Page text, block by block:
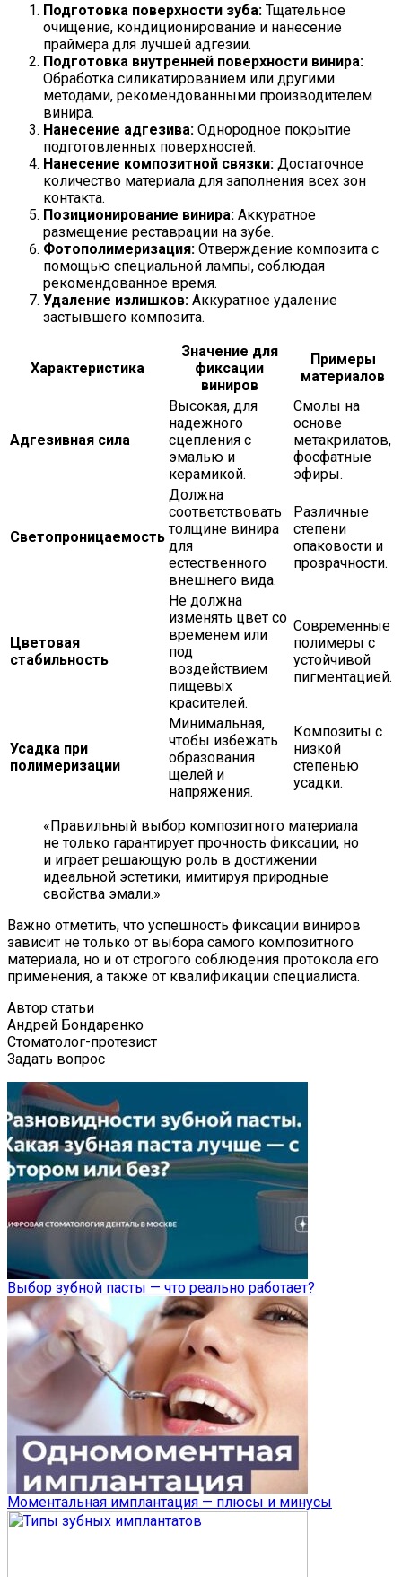
Подготовка поверхности зуба: Тщательное
очищение, кондиционирование и нанесение
праймера для лучшей адгезии.
Подготовка внутренней поверхности винира:
Обработка силикатированием или другими
методами, рекомендованными производителем
винира.
Нанесение адгезива: Однородное покрытие
подготовленных поверхностей.
Нанесение композитной связки: Достаточное
количество материала для заполнения всех зон
контакта.
Позиционирование винира: Аккуратное
размещение реставрации на зубе.
Фотополимеризация: Отверждение композита с
помощью специальной лампы, соблюдая
рекомендованное время.
Удаление излишков: Аккуратное удаление
застывшего композита.
Характеристика
Значение для
фиксации
виниров
Примеры
материалов
Адгезивная сила
Высокая, для
надежного
сцепления с
эмалью и
керамикой.
Смолы на
основе
метакрилатов,
фосфатные
эфиры.
Светопроницаемость
Должна
соответствовать
толщине винира
для
естественного
внешнего вида.
Различные
степени
опаковости и
прозрачности.
Цветовая
стабильность
Не должна
изменять цвет со
временем или
под
воздействием
пищевых
красителей.
Современные
полимеры с
устойчивой
пигментацией.
Усадка при
полимеризации
Минимальная,
чтобы избежать
образования
щелей и
напряжения.
Композиты с
низкой
степенью
усадки.
«Правильный выбор композитного материала
не только гарантирует прочность фиксации, но
и играет решающую роль в достижении
идеальной эстетики, имитируя природные
свойства эмали.»
Важно отметить, что успешность фиксации виниров
зависит не только от выбора самого композитного
материала, но и от строгого соблюдения протокола его
применения, а также от квалификации специалиста.
Автор статьи
Андрей Бондаренко
Стоматолог-протезист
Задать вопрос
Выбор зубной пасты — что реально работает?
Моментальная имплантация — плюсы и минусы